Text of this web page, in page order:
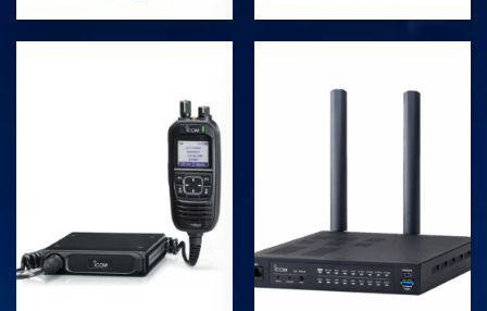
4G/LTE ICOM
IP503H
SAT100 – Thiết
bị Push To Talk
cầm tay cho